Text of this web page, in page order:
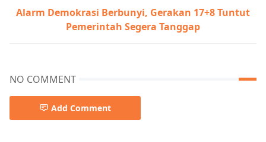
Alarm Demokrasi Berbunyi, Gerakan 17+8 Tuntut
Pemerintah Segera Tanggap
NO COMMENT
Add Comment